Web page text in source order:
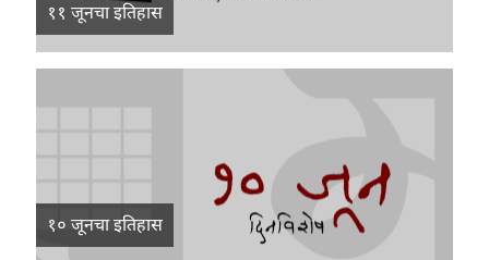
११ जूनचा इतिहास
१० जूनचा इतिहास